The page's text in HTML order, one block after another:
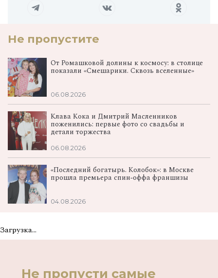
Не пропустите
От Ромашковой долины к космосу: в столице
показали «Смешарики. Сквозь вселенные»
06.08.2026
Клава Кока и Дмитрий Масленников
поженились: первые фото со свадьбы и
детали торжества
06.08.2026
«Последний богатырь. Колобок»: в Москве
прошла премьера спин‑оффа франшизы
04.08.2026
Загрузка...
Не пропусти самые